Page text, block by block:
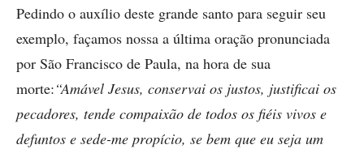
Pedindo o auxílio deste grande santo para seguir seu
exemplo, façamos nossa a última oração pronunciada
por São Francisco de Paula, na hora de sua
morte:“Amável Jesus, conservai os justos, justificai os
peca­dores, tende compaixão de todos os fiéis vivos e
defuntos e sede-me propício, se bem que eu seja um